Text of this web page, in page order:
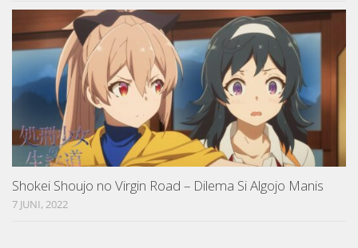
Shokei Shoujo no Virgin Road – Dilema Si Algojo Manis
7 JUNI, 2022